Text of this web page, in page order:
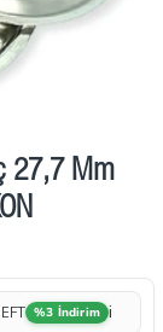
27,7 Mm
%3 İndirim i